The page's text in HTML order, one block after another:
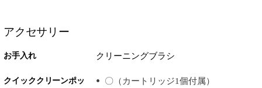
アクセサリー
お手入れ クリーニングブラシ
クイッククリーンポッ
〇（カートリッジ1個付属）